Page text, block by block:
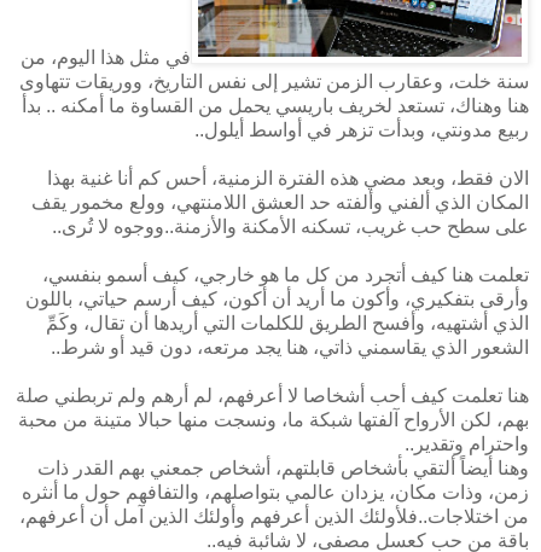
في مثل هذا اليوم، من
سنة خلت، وعقارب الزمن تشير إلى نفس التاريخ، ووريقات تتهاوى
هنا وهناك، تستعد لخريف باريسي يحمل من القساوة ما أمكنه .. بدأ
ربيع مدونتي، وبدأت تزهر في أواسط أيلول..
الان فقط، وبعد مضي هذه الفترة الزمنية، أحس كم أنا غنية بهذا
المكان الذي ألفني وألفته حد العشق اللامنتهي، وولع مخمور يقف
على سطح حب غريب، تسكنه الأمكنة والأزمنة..ووجوه لا تُرى..
تعلمت هنا كيف أتجرد من كل ما هو خارجي، كيف أسمو بنفسي،
وأرقى بتفكيري، وأكون ما أريد أن أكون، كيف أرسم حياتي، باللون
الذي أشتهيه، وأفسح الطريق للكلمات التي أريدها أن تقال، وكَمِّ
الشعور الذي يقاسمني ذاتي، هنا يجد مرتعه، دون قيد أو شرط..
هنا تعلمت كيف أحب أشخاصا لا أعرفهم، لم أرهم ولم تربطني صلة
بهم، لكن الأرواح آلفتها شبكة ما، ونسجت منها حبالا متينة من محبة
واحترام وتقدير..
وهنا أيضاً ألتقي بأشخاص قابلتهم، أشخاص جمعني بهم القدر ذات
زمن، وذات مكان، يزدان عالمي بتواصلهم، والتفافهم حول ما أنثره
من اختلاجات..فلأولئك الذين أعرفهم وأولئك الذين آمل أن أعرفهم،
باقة من حب كعسل مصفى، لا شائبة فيه..